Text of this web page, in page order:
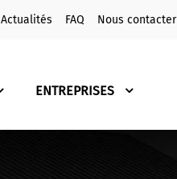
Actualités FAQ Nous contacter
ENTREPRISES